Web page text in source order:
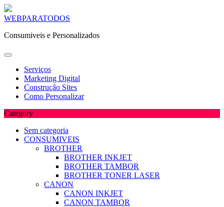
Skip
content
WEBPARATODOS
Consumiveis e Personalizados
Serviços
Marketing Digital
Construção Sites
Como Personalizar
Category
Sem categoria
CONSUMIVEIS
BROTHER
BROTHER INKJET
BROTHER TAMBOR
BROTHER TONER LASER
CANON
CANON INKJET
CANON TAMBOR